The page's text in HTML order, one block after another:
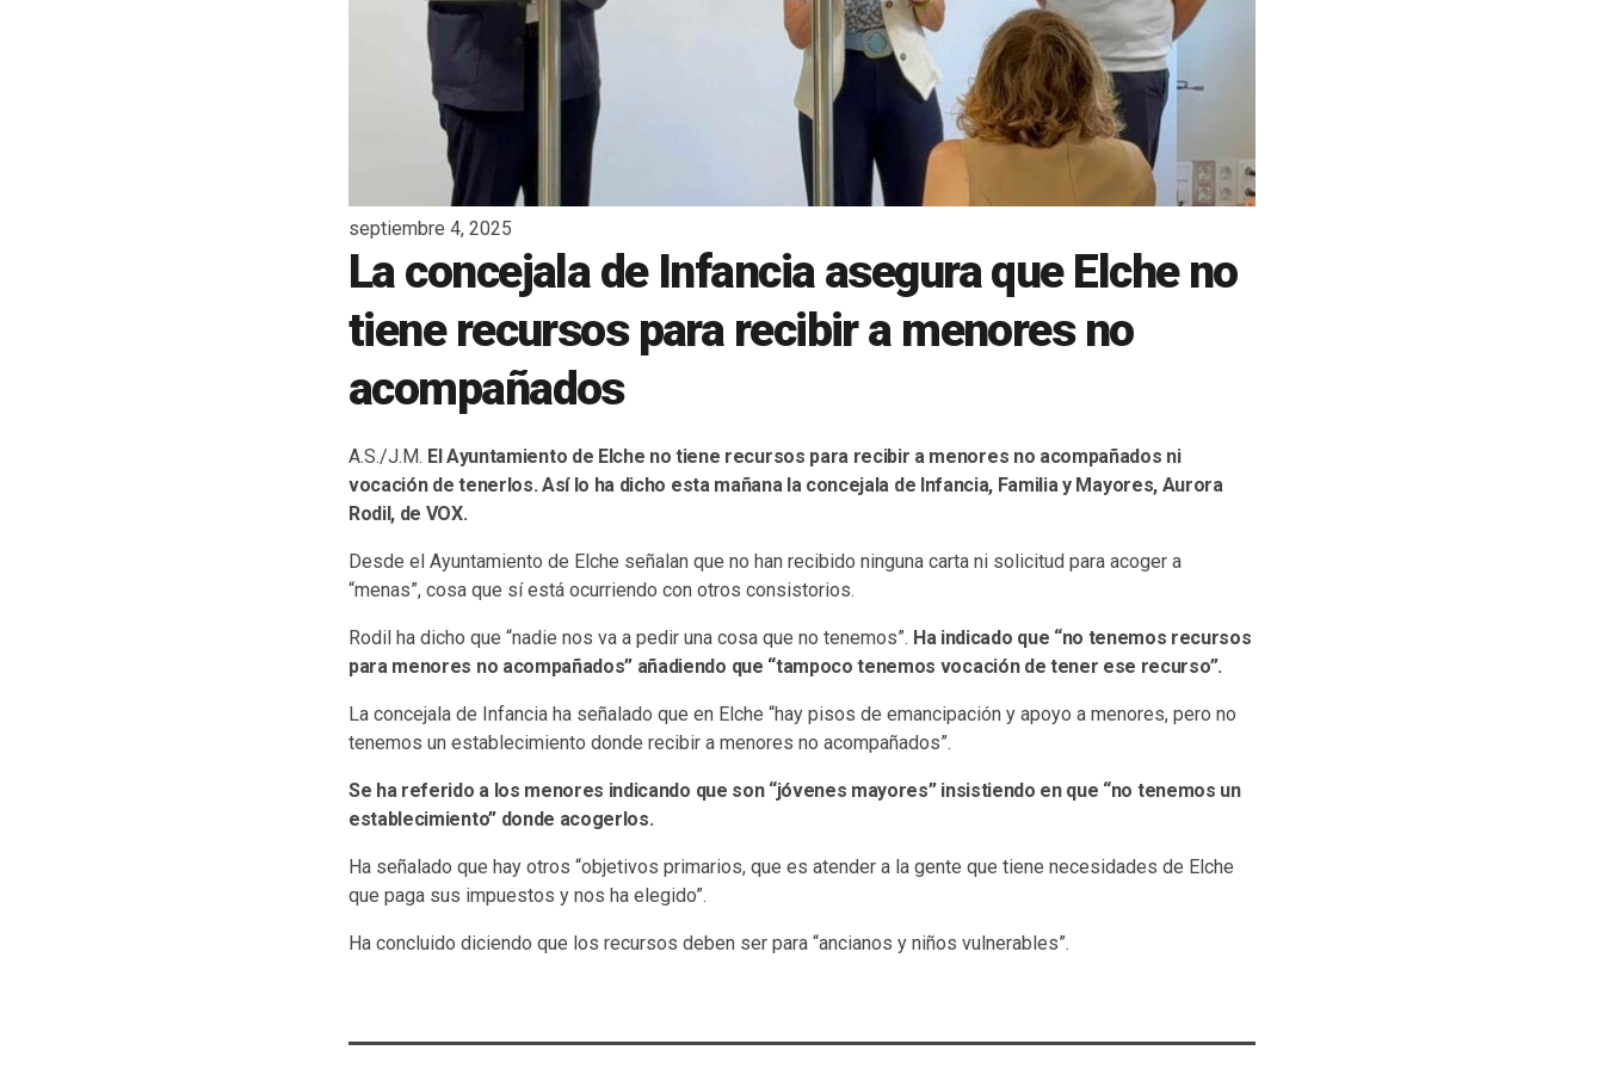
septiembre 4, 2025
La concejala de Infancia asegura que Elche no
tiene recursos para recibir a menores no
acompañados
A.S./J.M. El Ayuntamiento de Elche no tiene recursos para recibir a menores no acompañados ni
vocación de tenerlos. Así lo ha dicho esta mañana la concejala de Infancia, Familia y Mayores, Aurora
Rodil, de VOX.
Desde el Ayuntamiento de Elche señalan que no han recibido ninguna carta ni solicitud para acoger a
“menas”, cosa que sí está ocurriendo con otros consistorios.
Rodil ha dicho que “nadie nos va a pedir una cosa que no tenemos”. Ha indicado que “no tenemos recursos
para menores no acompañados” añadiendo que “tampoco tenemos vocación de tener ese recurso”.
La concejala de Infancia ha señalado que en Elche “hay pisos de emancipación y apoyo a menores, pero no
tenemos un establecimiento donde recibir a menores no acompañados”.
Se ha referido a los menores indicando que son “jóvenes mayores” insistiendo en que “no tenemos un
establecimiento” donde acogerlos.
Ha señalado que hay otros “objetivos primarios, que es atender a la gente que tiene necesidades de Elche
que paga sus impuestos y nos ha elegido”.
Ha concluido diciendo que los recursos deben ser para “ancianos y niños vulnerables”.